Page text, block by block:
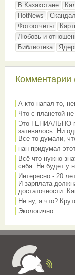
В Казахстане
HotNews
Фотоотчёты
Любовь и
Библиотека
Комментарии
А кто напал то,
Что с планетой
Это ГЕНИАЛЬНО
затевалось. Ни
Все то думали,
нан придумал
Всё что нужно
себя. Не будет у
Интересно - 20
И зарплата
достаточности.
Не ну, а что?
Экологично